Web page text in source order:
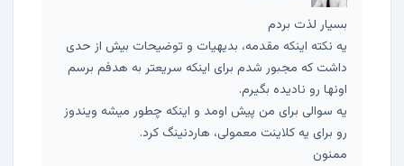
بسیار لذت بردم
یه نکته اینکه مقدمه، بدیهیات و توضیحات بیش از حدی
داشت که مجبور شدم برای اینکه سریعتر به هدفم برسم
اونها رو نادیده بگیرم.
یه سوالی برای من پیش اومد و اینکه چطور میشه ویندوز
رو برای یه کلاینت معمولی، هاردنینگ کرد.
ممنون